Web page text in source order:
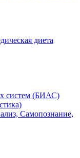
диета
систем (БИАС)
Самопознание,